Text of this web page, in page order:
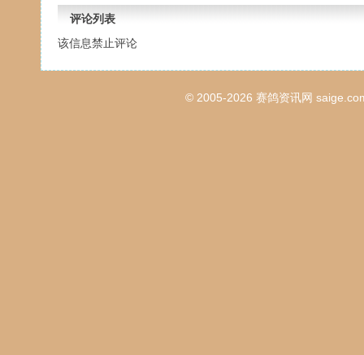
评论列表
该信息禁止评论
© 2005-2026 赛鸽资讯网